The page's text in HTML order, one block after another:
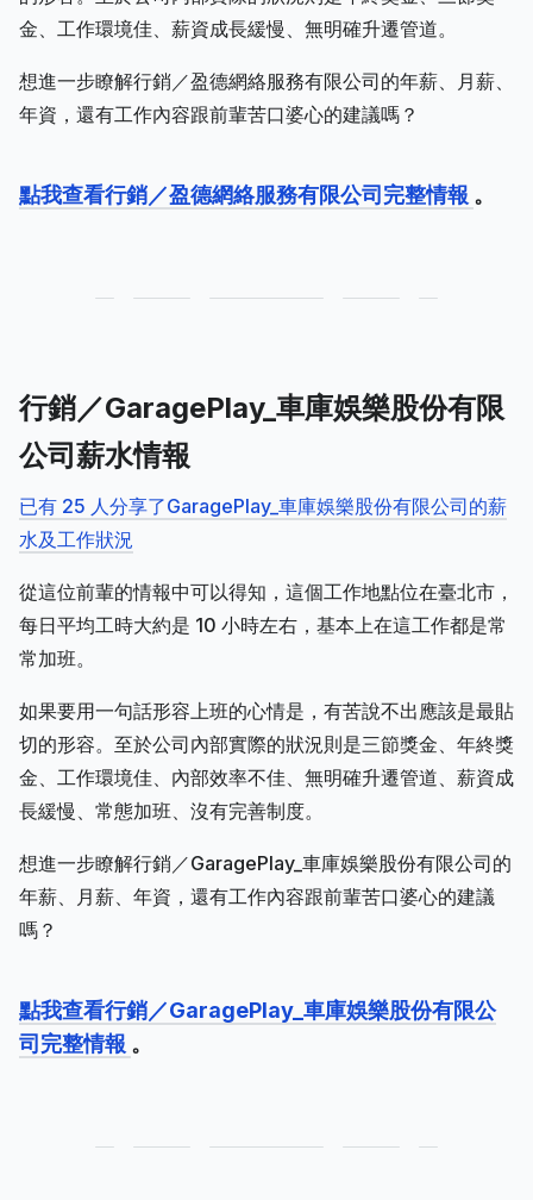
金、工作環境佳、薪資成長緩慢、無明確升遷管道。
想進一步瞭解行銷／盈德網絡服務有限公司的年薪、月薪、
年資，還有工作內容跟前輩苦口婆心的建議嗎？
點我查看行銷／盈德網絡服務有限公司完整情報 。
行銷／GaragePlay_車庫娛樂股份有限
公司薪水情報
已有 25 人分享了GaragePlay_車庫娛樂股份有限公司的薪
水及工作狀況
從這位前輩的情報中可以得知，這個工作地點位在臺北市，
每日平均工時大約是 10 小時左右，基本上在這工作都是常
常加班。
如果要用一句話形容上班的心情是，有苦說不出應該是最貼
切的形容。至於公司內部實際的狀況則是三節獎金、年終獎
金、工作環境佳、內部效率不佳、無明確升遷管道、薪資成
長緩慢、常態加班、沒有完善制度。
想進一步瞭解行銷／GaragePlay_車庫娛樂股份有限公司的
年薪、月薪、年資，還有工作內容跟前輩苦口婆心的建議
嗎？
點我查看行銷／GaragePlay_車庫娛樂股份有限公
司完整情報 。